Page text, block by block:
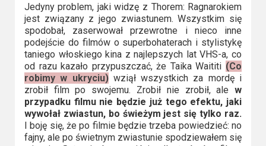
HBO
Max
Netflix
Sky
Showtime
Podsumowania
Jedyny problem, jaki widzę z Thorem: Ragnarokiem
jest związany z jego zwiastunem. Wszystkim się
spodobał, zaserwował przewrotne i nieco inne
podejście do filmów o superbohaterach i stylistykę
taniego włoskiego kina z najlepszych lat VHS-a, co
od razu kazało przypuszczać, że Taika Waititi (Co
robimy w ukryciu)wziął wszystkich za mordę i
zrobił film po swojemu. Zrobił nie zrobił, alew
przypadku filmu nie będzie już tego efektu, jaki
wywołał zwiastun, bo świeżym jest się tylko raz.
I boję się, że po filmie będzie trzeba powiedzieć: no
fajny, ale po świetnym zwiastunie spodziewałem się